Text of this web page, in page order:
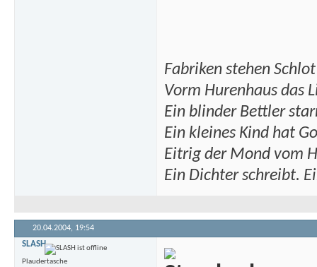
Fabriken stehen
Vorm Hurenhaus das
Ein blinder Bettler
Ein kleines Kind hat
Eitrig der Mond vom
Ein Dichter schreibt.
20.04.2004, 19:54
SLASH
Plaudertasche